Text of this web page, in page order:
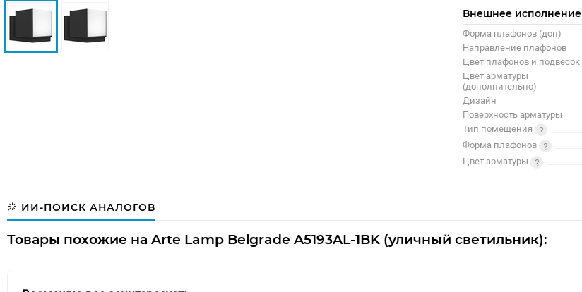
Внешнее исполнение
Форма плафонов (доп)
Направление плафонов
Цвет плафонов и подвесок
Цвет арматуры
(дополнительно)
Дизайн
Поверхность арматуры
Тип помещения
Форма плафонов
Цвет арматуры
ИИ-ПОИСК АНАЛОГОВ
Товары похожие на Arte Lamp Belgrade A5193AL-1BK (уличный светильник):